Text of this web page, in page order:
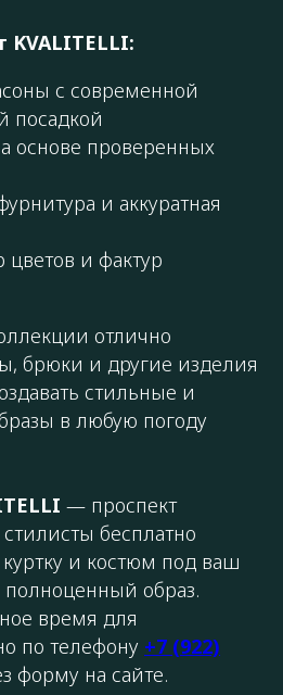
с современной
посадкой
основе проверенных
и аккуратная
и фактур
отлично
брюки и другие изделия
стильные и
в любую погоду
— проспект
бесплатно
и костюм под ваш
полноценный образ.
время для
по телефону +7 (922)
форму на сайте.